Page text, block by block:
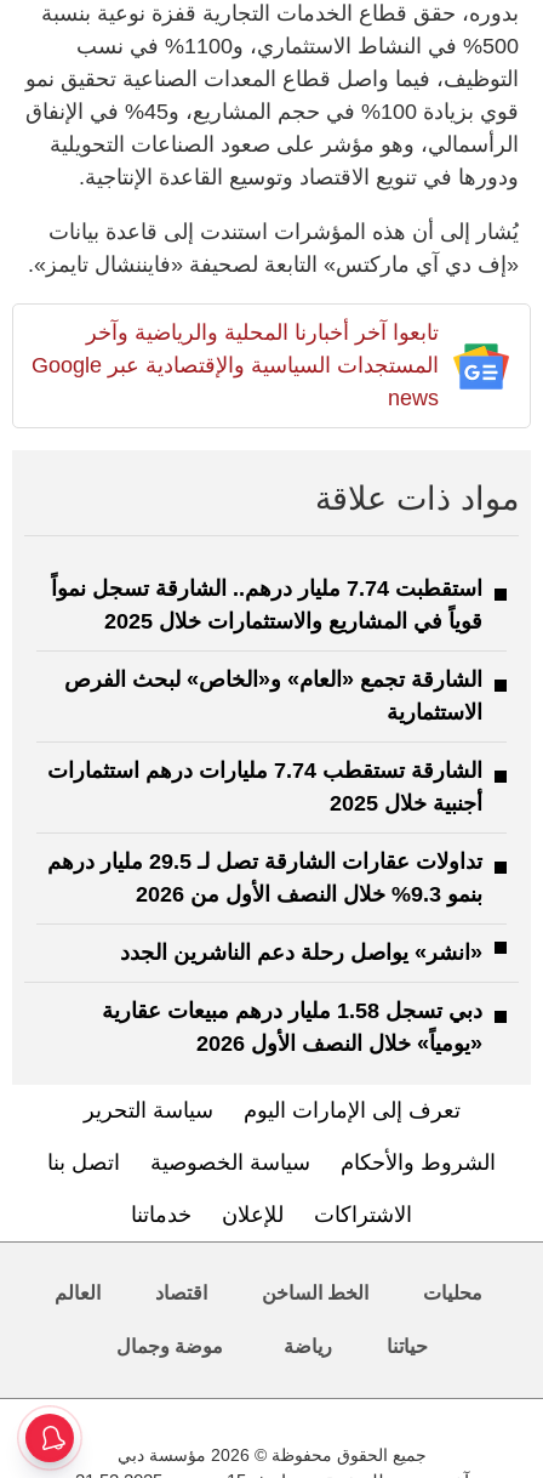
بدوره، حقق قطاع الخدمات التجارية قفزة نوعية بنسبة
500% في النشاط الاستثماري، و1100% في نسب
التوظيف، فيما واصل قطاع المعدات الصناعية تحقيق نمو
قوي بزيادة 100% في حجم المشاريع، و45% في الإنفاق
الرأسمالي، وهو مؤشر على صعود الصناعات التحويلية
ودورها في تنويع الاقتصاد وتوسيع القاعدة الإنتاجية.
يُشار إلى أن هذه المؤشرات استندت إلى قاعدة بيانات
«إف دي آي ماركتس» التابعة لصحيفة «فايننشال تايمز».
تابعوا آخر أخبارنا المحلية والرياضية وآخر
المستجدات السياسية والإقتصادية عبر Google
news
مواد ذات علاقة
استقطبت 7.74 مليار درهم.. الشارقة تسجل نمواً
قوياً في المشاريع والاستثمارات خلال 2025
الشارقة تجمع «العام» و«الخاص» لبحث الفرص
الاستثمارية
الشارقة تستقطب 7.74 مليارات درهم استثمارات
أجنبية خلال 2025
تداولات عقارات الشارقة تصل لـ 29.5 مليار درهم
بنمو 9.3% خلال النصف الأول من 2026
«انشر» يواصل رحلة دعم الناشرين الجدد
دبي تسجل 1.58 مليار درهم مبيعات عقارية
«يومياً» خلال النصف الأول 2026
تعرف إلى الإمارات اليوم سياسة التحرير
الشروط والأحكام سياسة الخصوصية اتصل بنا
الاشتراكات للإعلان خدماتنا
محليات الخط الساخن اقتصاد العالم
حياتنا رياضة موضة وجمال
جميع الحقوق محفوظة © 2026 مؤسسة دبي